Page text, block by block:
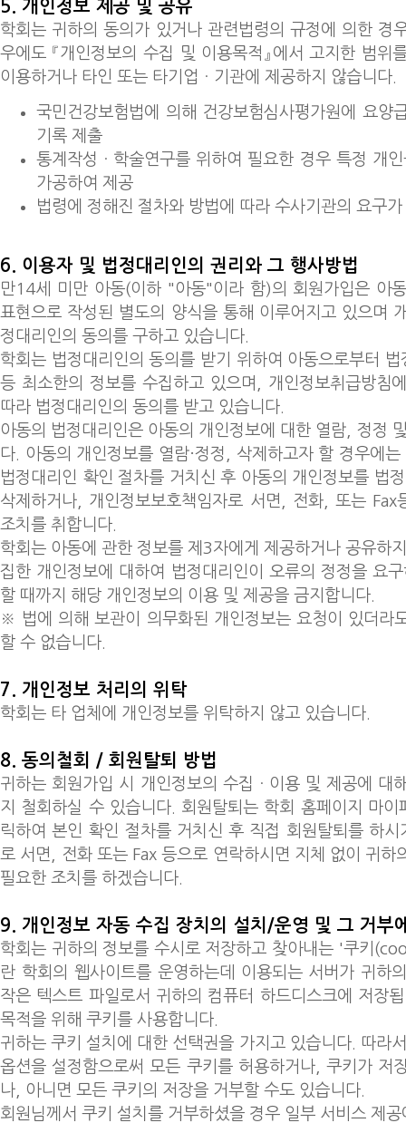
5. 개인정보 제공 및 공유
학회는 귀하의 동의가 있거나 관련법령의 규정에 의한 경
우에도 『개인정보의 수집 및 이용목적』에서 고지한 범위
이용하거나 타인 또는 타기업ㆍ기관에 제공하지 않습니다.
국민건강보험법에 의해 건강보험심사평가원에 요양
기록 제출
통계작성ㆍ학술연구를 위하여 필요한 경우 특정 개
가공하여 제공
법령에 정해진 절차와 방법에 따라 수사기관의 요구
6. 이용자 및 법정대리인의 권리와 그 행사방법
만14세 미만 아동(이하 "아동"이라 함)의 회원가입은 아
표현으로 작성된 별도의 양식을 통해 이루어지고 있으며
정대리인의 동의를 구하고 있습니다.
학회는 법정대리인의 동의를 받기 위하여 아동으로부터
등 최소한의 정보를 수집하고 있으며, 개인정보취급방침
따라 법정대리인의 동의를 받고 있습니다.
아동의 법정대리인은 아동의 개인정보에 대한 열람, 정정
다. 아동의 개인정보를 열람·정정, 삭제하고자 할 경우에
법정대리인 확인 절차를 거치신 후 아동의 개인정보를 법
삭제하거나, 개인정보보호책임자로 서면, 전화, 또는 Fax
조치를 취합니다.
학회는 아동에 관한 정보를 제3자에게 제공하거나 공유하
집한 개인정보에 대하여 법정대리인이 오류의 정정을 요
할 때까지 해당 개인정보의 이용 및 제공을 금지합니다.
※ 법에 의해 보관이 의무화된 개인정보는 요청이 있더라
할 수 없습니다.
7. 개인정보 처리의 위탁
학회는 타 업체에 개인정보를 위탁하지 않고 있습니다.
8. 동의철회 / 회원탈퇴 방법
귀하는 회원가입 시 개인정보의 수집ㆍ이용 및 제공에 대
지 철회하실 수 있습니다. 회원탈퇴는 학회 홈페이지 마이
릭하여 본인 확인 절차를 거치신 후 직접 회원탈퇴를 하시
로 서면, 전화 또는 Fax 등으로 연락하시면 지체 없이 귀하
필요한 조치를 하겠습니다.
9. 개인정보 자동 수집 장치의 설치/운영 및 그 거부
학회는 귀하의 정보를 수시로 저장하고 찾아내는 '쿠키
란 학회의 웹사이트를 운영하는데 이용되는 서버가 귀하
작은 텍스트 파일로서 귀하의 컴퓨터 하드디스크에 저장
목적을 위해 쿠키를 사용합니다.
귀하는 쿠키 설치에 대한 선택권을 가지고 있습니다. 따라
옵션을 설정함으로써 모든 쿠키를 허용하거나, 쿠키가 저
나, 아니면 모든 쿠키의 저장을 거부할 수도 있습니다.
회원님께서 쿠키 설치를 거부하셨을 경우 일부 서비스 제